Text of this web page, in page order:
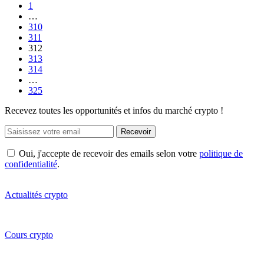
1
…
310
311
312
313
314
…
325
Recevez toutes les opportunités et infos du marché crypto !
Recevoir
Oui, j'accepte de recevoir des emails selon votre politique de
confidentialité.
Actualités crypto
Cours crypto